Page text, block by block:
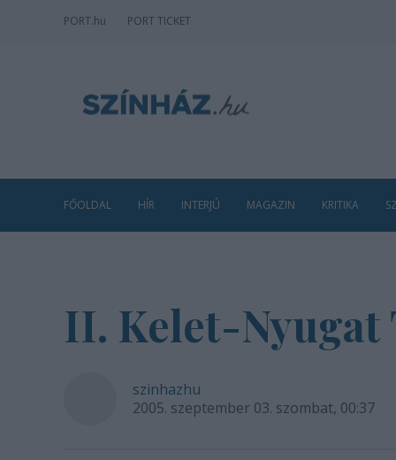
PORT.hu PORT TICKET
FŐOLDAL HÍR INTERJÚ MAGAZIN KRITIKA
II. Kelet-Nyugat
szinhazhu
2005. szeptember 03. szombat, 00:37